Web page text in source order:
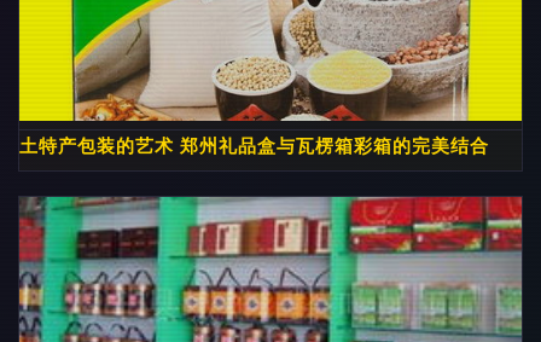
土特产包装的艺术 郑州礼品盒与瓦楞箱彩箱的完美结合